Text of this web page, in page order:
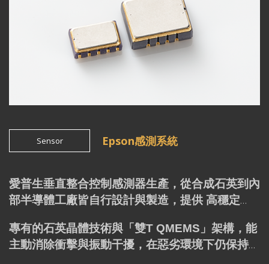
Sensor Epson感測系統
愛普生垂直整合控制感測器生產，從合成石英到內
部半導體工廠皆自行設計與製造，提供 高穩定
專有的石英晶體技術與「雙T QMEMS」架構，能
主動消除衝擊與振動干擾，在惡劣環境下仍保持卓